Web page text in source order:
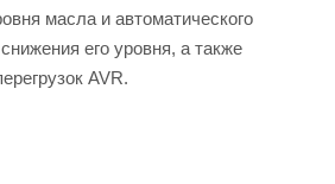
масла и автоматического
его уровня, а также
AVR.